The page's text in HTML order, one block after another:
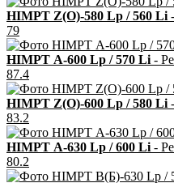
HIMPT Z(О)-580 Lp / 560 Li
79
HIMPT А-600 Lp / 570 Li -
87.4
HIMPT Z(О)-600 Lp / 580 Li
83.2
HIMPT А-630 Lp / 600 Li -
80.2